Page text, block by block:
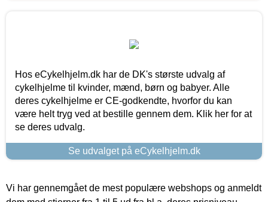
Hos eCykelhjelm.dk har de DK's største udvalg af
cykelhjelme til kvinder, mænd, børn og babyer. Alle
deres cykelhjelme er CE-godkendte, hvorfor du kan
være helt tryg ved at bestille gennem dem. Klik her for at
se deres udvalg.
Se udvalget på eCykelhjelm.dk
Vi har gennemgået de mest populære webshops og anmeldt